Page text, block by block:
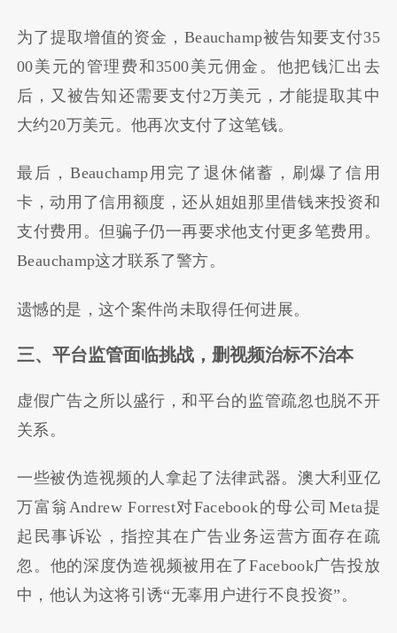
为了提取增值的资金，Beauchamp被告知要支付35
00美元的管理费和3500美元佣金。他把钱汇出去
后，又被告知还需要支付2万美元，才能提取其中
大约20万美元。他再次支付了这笔钱。
最后，Beauchamp用完了退休储蓄，刷爆了信用
卡，动用了信用额度，还从姐姐那里借钱来投资和
支付费用。但骗子仍一再要求他支付更多笔费用。
Beauchamp这才联系了警方。
遗憾的是，这个案件尚未取得任何进展。
三、平台监管面临挑战，删视频治标不治本
虚假广告之所以盛行，和平台的监管疏忽也脱不开
关系。
一些被伪造视频的人拿起了法律武器。澳大利亚亿
万富翁Andrew Forrest对Facebook的母公司Meta提
起民事诉讼，指控其在广告业务运营方面存在疏
忽。他的深度伪造视频被用在了Facebook广告投放
中，他认为这将引诱“无辜用户进行不良投资”。